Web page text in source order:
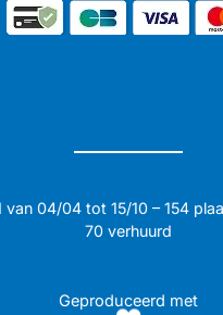
van 04/04 tot 15/10 – 154
70 verhuurd
Geproduceerd met